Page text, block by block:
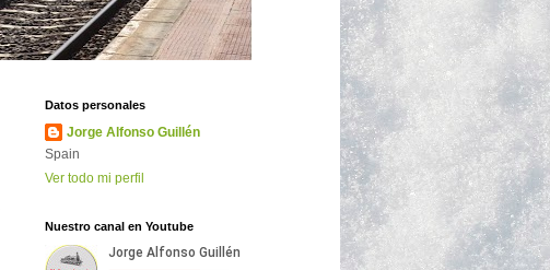
Datos personales
Jorge Alfonso Guillén
Spain
Ver todo mi perfil
Nuestro canal en Youtube